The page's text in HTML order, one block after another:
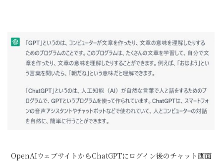
OpenAIウェブサイトからChatGPTにログイン後のチャット画面